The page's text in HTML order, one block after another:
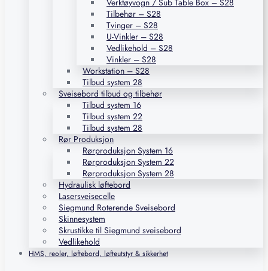
Verktøyvogn / Sub Table Box – S28
Tilbehør – S28
Tvinger – S28
U-Vinkler – S28
Vedlikehold – S28
Vinkler – S28
Workstation – S28
Tilbud system 28
Sveisebord tilbud og tilbehør
Tilbud system 16
Tilbud system 22
Tilbud system 28
Rør Produksjon
Rørproduksjon System 16
Rørproduksjon System 22
Rørproduksjon System 28
Hydraulisk løftebord
Lasersveisecelle
Siegmund Roterende Sveisebord
Skinnesystem
Skrustikke til Siegmund sveisebord
Vedlikehold
HMS, reoler, løftebord, løfteutstyr & sikkerhet